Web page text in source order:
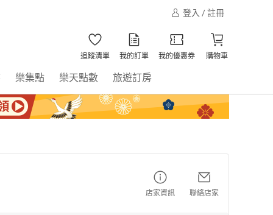
登入 / 註冊
追蹤清單 我的訂單 我的優惠券 購物車
樂集點 樂天點數 旅遊訂房
店家資訊 聯絡店家